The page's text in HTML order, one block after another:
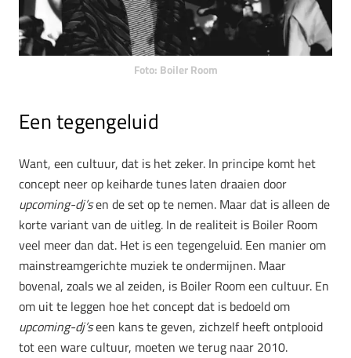
Foto: Boiler Room
Een tegengeluid
Want, een cultuur, dat is het zeker. In principe komt het
concept neer op keiharde tunes laten draaien door
upcoming-dj’sen de set op te nemen. Maar dat is alleen de
korte variant van de uitleg. In de realiteit is Boiler Room
veel meer dan dat. Het is een tegengeluid. Een manier om
mainstreamgerichte muziek te ondermijnen. Maar
bovenal, zoals we al zeiden, is Boiler Room een cultuur. En
om uit te leggen hoe het concept dat is bedoeld om
upcoming-dj’seen kans te geven, zichzelf heeft ontplooid
tot een ware cultuur, moeten we terug naar 2010.